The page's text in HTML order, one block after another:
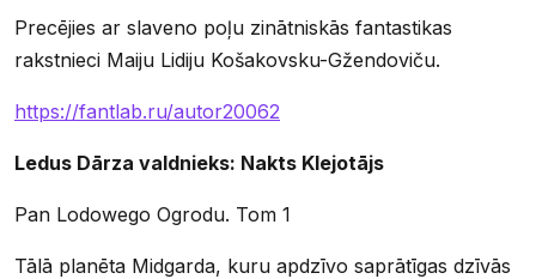
Precējies ar slaveno poļu zinātniskās fantastikas
rakstnieci Maiju Lidiju Košakovsku-Gžendoviču.
https://fantlab.ru/autor20062
Ledus Dārza valdnieks: Nakts Klejotājs
Pan Lodowego Ogrodu. Tom 1
Tālā planēta Midgarda, kuru apdzīvo saprātīgas dzīvās